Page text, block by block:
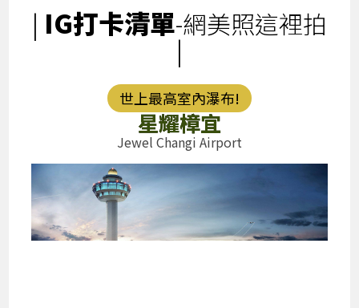
| IG打卡清單-網美照這裡拍
|
世上最高室內瀑布!
星耀樟宜
Jewel Changi Airport